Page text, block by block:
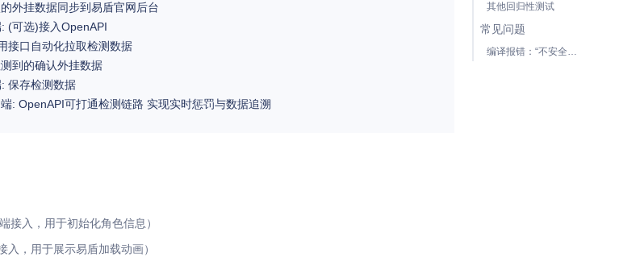
其他回归性测试
常见问题
编译报错：“不安全代码只会在使用/unsafe编译的情况下出现”
接入，用于初始化角色信息）
，用于展示易盾加载动画）